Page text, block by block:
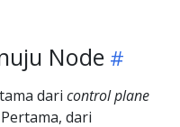
Node
dari control plane
dari